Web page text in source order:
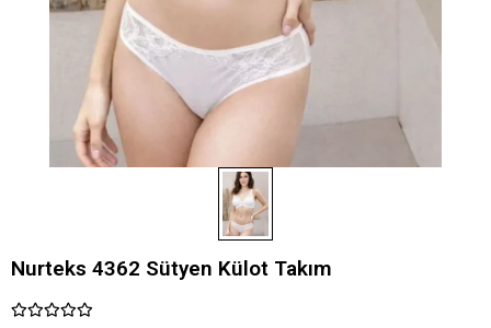
Nurteks 4362 Sütyen Külot Takım